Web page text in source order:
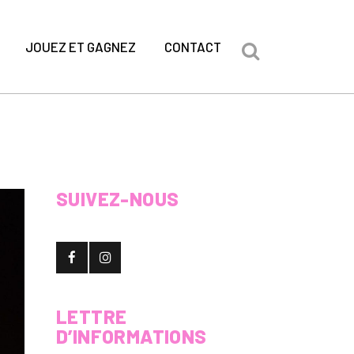
JOUEZ ET GAGNEZ CONTACT
SUIVEZ-NOUS
LETTRE
D’INFORMATIONS